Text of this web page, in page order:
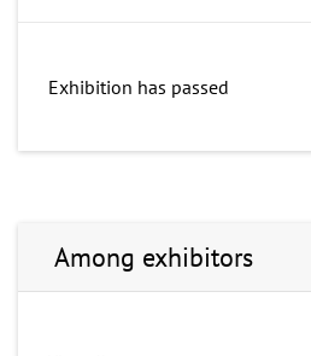
Exhibition has passed
Among exhibitors